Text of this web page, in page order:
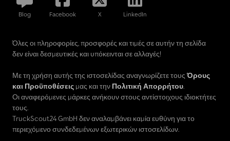
Blog Facebook X LinkedIn
Όλες οι πληροφορίες, προσφορές και τιμές σε αυτήν τη σελίδα
δεν είναι δεσμευτικές και υπόκεινται σε αλλαγές!
Με τη χρήση αυτής της ιστοσελίδας αναγνωρίζετε τουςΌρους
και Προϋποθέσεις μας και την Πολιτική Απορρήτου.
Οι αναφερόμενες μάρκες ανήκουν στους αντίστοιχους ιδιοκτήτες
τους.
TruckScout24 GmbH δεν αναλαμβάνει καμία ευθύνη για το
περιεχόμενο συνδεδεμένων εξωτερικών ιστοσελίδων.